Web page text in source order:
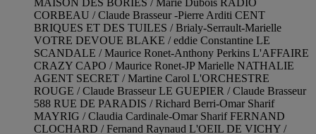
MAISON DES BORIES / Marie Dubois RADIO
CORBEAU / Claude Brasseur -Pierre Arditi CENT
BRIQUES ET DES TUILES / Brialy-Serrault-Marielle
VOTRE DEVOUE BLAKE / eddie Constantine LE
SCANDALE / Maurice Ronet-Anthony Perkins L'AFFAIRE
CRAZY CAPO / Maurice Ronet-JP Marielle NATHALIE
AGENT SECRET / Martine Carol L'ORCHESTRE
ROUGE / Claude Brasseur LE GUEPIER / Claude Brasseur
588 RUE DE PARADIS / Richard Berri-Omar Sharif
MAYRIG / Claudia Cardinale-Omar Sharif FERNAND
CLOCHARD / Fernand Raynaud L'OEIL DE VICHY /